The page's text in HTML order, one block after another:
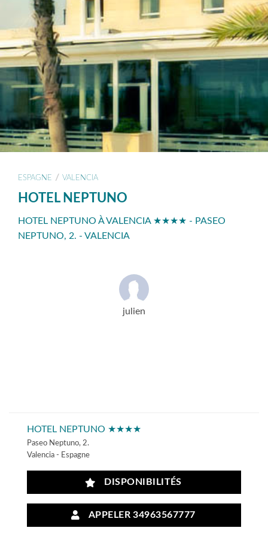
ESPAGNE / VALENCIA
HOTEL NEPTUNO
HOTEL NEPTUNO À VALENCIA ★★★★ - PASEO
NEPTUNO, 2. - VALENCIA
julien
HOTEL NEPTUNO ★★★★
Paseo Neptuno, 2.
Valencia - Espagne
DISPONIBILITÉS
APPELER 34963567777